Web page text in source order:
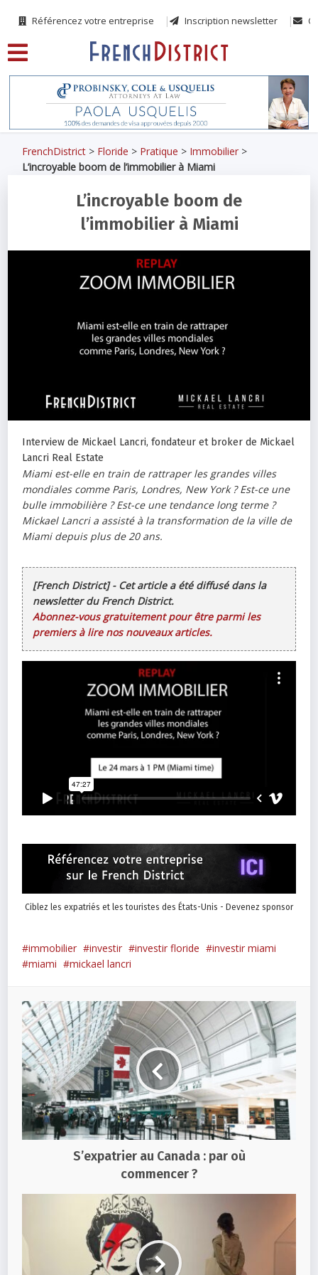
Référencez votre entreprise Inscription newsletter
FrenchDistrict > Floride > Pratique > Immobilier >
L’incroyable boom de l’immobilier à Miami
L’incroyable boom de
l’immobilier à Miami
Interview de Mickael Lancri, fondateur et broker de Mickael
Lancri Real Estate
Miami est-elle en train de rattraper les grandes villes
mondiales comme Paris, Londres, New York ? Est-ce une
bulle immobilière ? Est-ce une tendance long terme ?
Mickael Lancri a assisté à la transformation de la ville de
Miami depuis plus de 20 ans.
[French District] - Cet article a été diffusé dans la
newsletter du French District.
Abonnez-vous gratuitement pour être parmi les
premiers à lire nos nouveaux articles.
Ciblez les expatriés et les touristes des États-Unis - Devenez sponsor
immobilier investir investir floride
investir miami
miami
mickael lancri
S’expatrier au Canada : par où
commencer ?